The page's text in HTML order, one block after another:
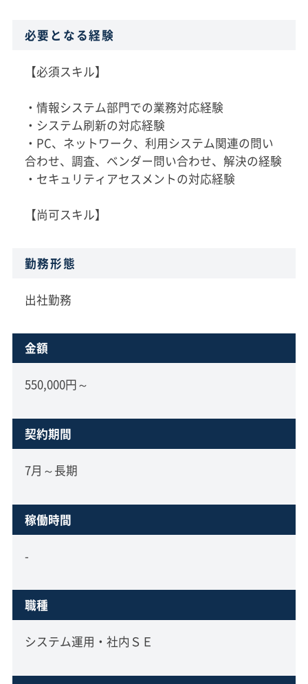
必要となる経験
【必須スキル】
・情報システム部門での業務対応経験
・システム刷新の対応経験
・PC、ネットワーク、利用システム関連の問い
合わせ、調査、ベンダー問い合わせ、解決の経験
・セキュリティアセスメントの対応経験
【尚可スキル】
勤務形態
出社勤務
金額
550,000円～
契約期間
7月～長期
稼働時間
-
職種
システム運用・社内ＳＥ